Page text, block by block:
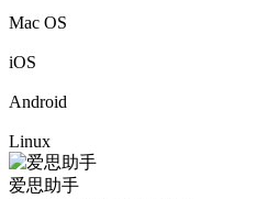
Mac OS
iOS
Android
Linux
爱思助手